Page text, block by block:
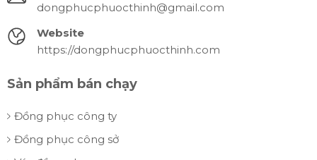
dongphucphuocthinh@gmail.com
Website
https://dongphucphuocthinh.com
Sản phẩm bán chạy
Đồng phục công ty
Đồng phục công sở